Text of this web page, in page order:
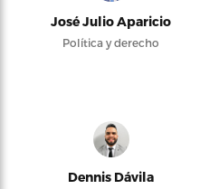
José Julio Aparicio
Política y derecho
Dennis Dávila